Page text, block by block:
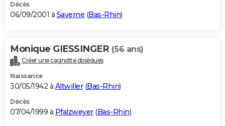
Décès
06/09/2001 à Saverne (Bas-Rhin)
Monique GIESSINGER (56 ans)
Créer une cagnotte obsèques
Naissance
30/05/1942 à Altwiller(Bas-Rhin)
Décès
07/04/1999 à Pfalzweyer(Bas-Rhin)